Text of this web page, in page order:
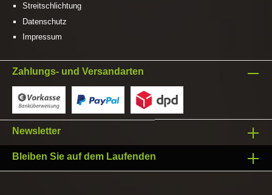
Streitschlichtung
Datenschutz
Impressum
Zahlungs- und Versandarten
Newsletter
Bleiben Sie auf dem Laufenden